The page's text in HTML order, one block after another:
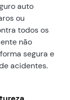
auto
ou
todos os
não
segura e
acidentes.